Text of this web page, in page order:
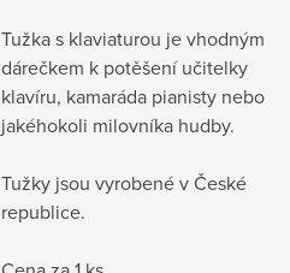
Tužka s klaviaturou je vhodným
dárečkem k potěšení učitelky
klavíru, kamaráda pianisty nebo
jakéhokoli milovníka hudby.
Tužky jsou vyrobené v České
republice.